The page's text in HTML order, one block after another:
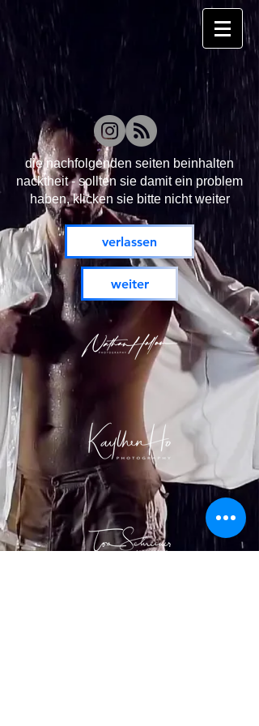
die nachfolgenden seiten beinhalten
nacktheit - sollten sie damit ein problem
haben, klicken sie bitte nicht weiter
verlassen
weiter